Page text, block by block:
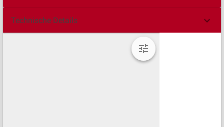
Technische Details